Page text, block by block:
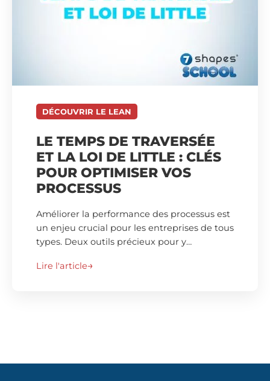
DÉCOUVRIR LE LEAN
LE TEMPS DE TRAVERSÉE
ET LA LOI DE LITTLE : CLÉS
POUR OPTIMISER VOS
PROCESSUS
Améliorer la performance des processus est
un enjeu crucial pour les entreprises de tous
types. Deux outils précieux pour y…
Lire l'article